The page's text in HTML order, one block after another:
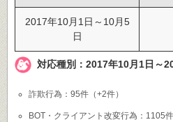
2017年10月1日～10月5
日
対応種別：2017年10月1日～
詐欺行為：95件（+2件）
BOT・クライアント改変行為：1105件